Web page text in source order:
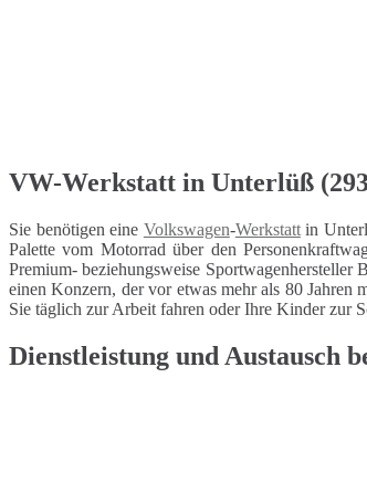
VW-Werkstatt in Unterlüß
Sie benötigen eine Volkswagen-Werkstattin
Palette vom Motorrad über den
Premium- beziehungsweise
einen Konzern, der vor etwas mehr als 80 Jahren
Sie täglich zur Arbeit fahren oder Ihre Kinder zur
Dienstleistung und Austausch